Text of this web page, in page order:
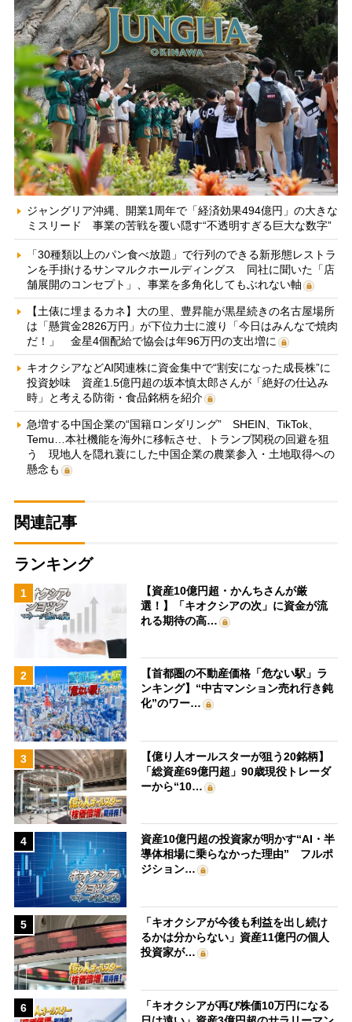
ジャングリア沖縄、開業1周年で「経済効果494億円」の大きな
ミスリード 事業の苦戦を覆い隠す“不透明すぎる巨大な数字”
「30種類以上のパン食べ放題」で行列のできる新形態レストラ
ンを手掛けるサンマルクホールディングス 同社に聞いた「店
舗展開のコンセプト」、事業を多角化してもぶれない軸
【土俵に埋まるカネ】大の里、豊昇龍が黒星続きの名古屋場所
は「懸賞金2826万円」が下位力士に渡り「今日はみんなで焼肉
だ！」 金星4個配給で協会は年96万円の支出増に
キオクシアなどAI関連株に資金集中で“割安になった成長株”に
投資妙味 資産1.5億円超の坂本慎太郎さんが「絶好の仕込み
時」と考える防衛・食品銘柄を紹介
急増する中国企業の“国籍ロンダリング” SHEIN、TikTok、
Temu…本社機能を海外に移転させ、トランプ関税の回避を狙
う 現地人を隠れ蓑にした中国企業の農業参入・土地取得への
懸念も
関連記事
ランキング
1
【資産10億円超・かんちさんが厳
選！】「キオクシアの次」に資金が流
れる期待の高…
2
【首都圏の不動産価格「危ない駅」ラ
ンキング】“中古マンション売れ行き鈍
化”のワー…
3
【億り人オールスターが狙う20銘柄】
「総資産69億円超」90歳現役トレーダ
ーから“10…
4
資産10億円超の投資家が明かす“AI・半
導体相場に乗らなかった理由” フルポ
ジション…
5
「キオクシアが今後も利益を出し続け
るかは分からない」資産11億円の個人
投資家が…
6
「キオクシアが再び株価10万円になる